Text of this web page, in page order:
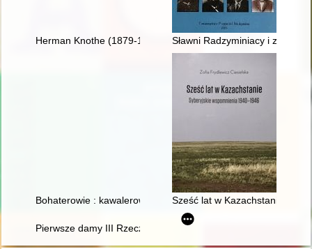
Herman Knothe (1879-1961) : twórca historii polskiego
Sławni Radzyminiacy i
Bohaterowie : kawalerowie Orderu Wojennego Virtuti Militari
Sześć lat w Kazachstanie :
Pierwsze damy III Rzeczypospolitej : portret zbiorowy. Cz. 2